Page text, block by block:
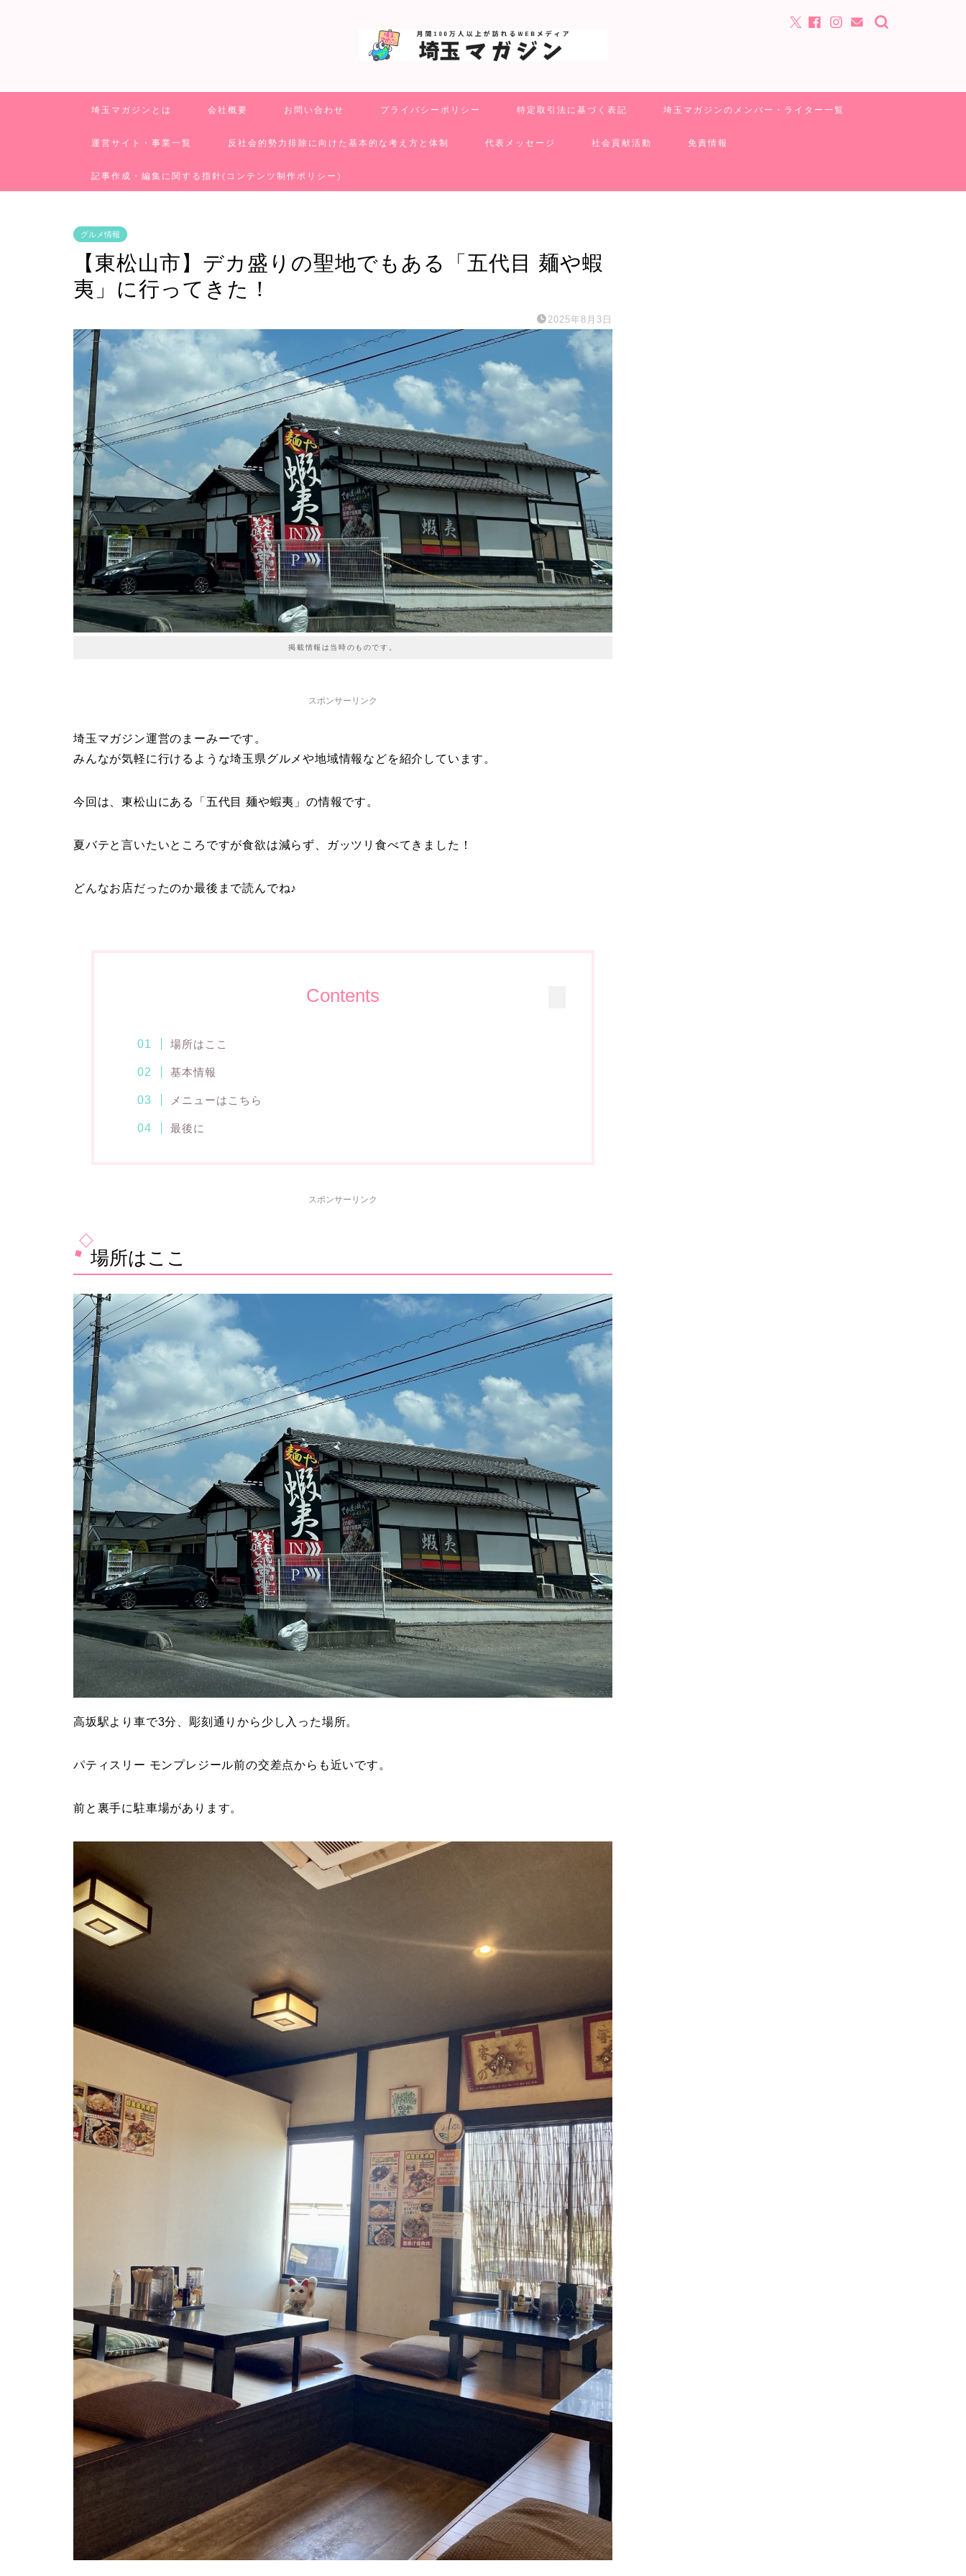
埼玉マガジンとは 会社概要 お問い合わせ プライバシーポリシー 特定取引法に基づく表記 埼玉マガジンのメンバー・ライター一覧
運営サイト・事業一覧 反社会的勢力排除に向けた基本的な考え方と体制 代表メッセージ 社会貢献活動 免責情報
記事作成・編集に関する指針(コンテンツ制作ポリシー)
グルメ情報
【東松山市】デカ盛りの聖地でもある「五代目 麺や蝦
夷」に行ってきた！
2025年8月3日
掲載情報は当時のものです。
スポンサーリンク
埼玉マガジン運営のまーみーです。
みんなが気軽に行けるような埼玉県グルメや地域情報などを紹介しています。
今回は、東松山にある「五代目 麺や蝦夷」の情報です。
夏バテと言いたいところですが食欲は減らず、ガッツリ食べてきました！
どんなお店だったのか最後まで読んでね♪
Contents
場所はここ
基本情報
メニューはこちら
最後に
スポンサーリンク
場所はここ
高坂駅より車で3分、彫刻通りから少し入った場所。
パティスリー モンプレジール前の交差点からも近いです。
前と裏手に駐車場があります。